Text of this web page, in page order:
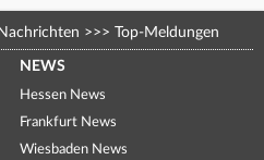
Nachrichten >>> Top-Meldungen
NEWS
Hessen News
Frankfurt News
Wiesbaden News